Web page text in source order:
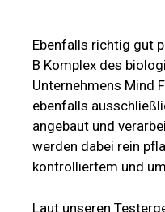
Ebenfalls richtig gut
B Komplex des
Unternehmens Mind
ebenfalls
angebaut und
werden dabei rein
kontrolliertem und
Laut unseren